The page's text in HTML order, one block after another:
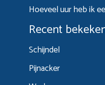
Hoeveel uur heb ik
Recent
Schijndel
Pijnacker